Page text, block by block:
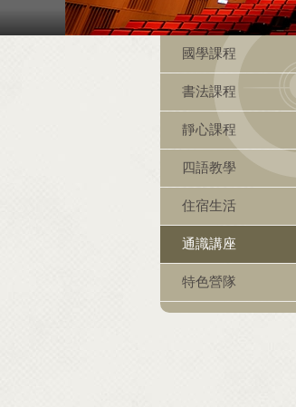
國學課程
書法課程
靜心課程
四語教學
住宿生活
通識講座
特色營隊